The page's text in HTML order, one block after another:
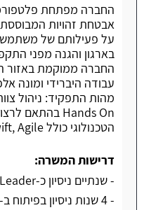
החברה מפתחת
על פעילותם של
בארגון והגנה מפני
החברה ממוקמת באזור
עבודה היברידי ומונה
הטכנולוגי כולל C++, MAC OS, Swift, Agile ועוד.
דרישות המשרה:
- שנתיים ניסיון כ-Team Leader
- 4 שנות ניסיון בפיתוח ב-++C